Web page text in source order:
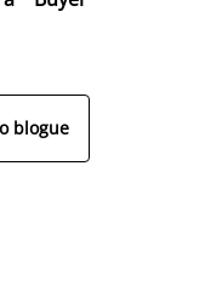
blogue